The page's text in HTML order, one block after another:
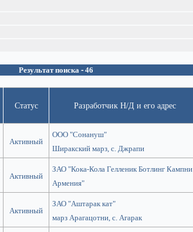
Результат поиска - 46
Статус Разработчик Н/Д и его адрес
Активный
ООО "Сонануш"
Ширакский марз, с. Джрапи
Активный
ЗАО "Кока-Кола Гелленик Ботлинг Кампни
Армения"
Активный
ЗАО "Аштарак кат"
марз Арагацотни, с. Агарак